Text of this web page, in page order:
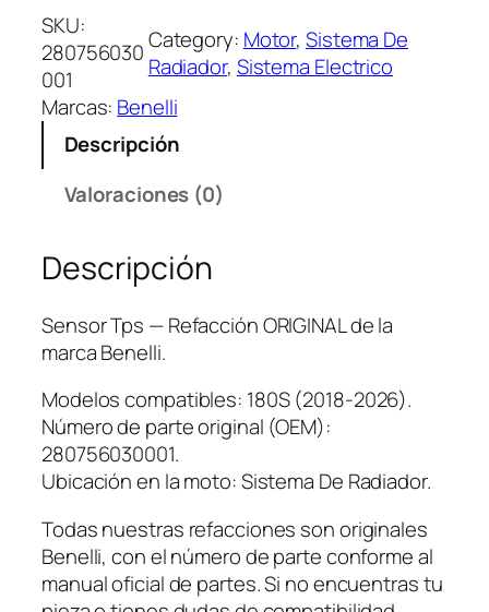
n
s
o
r
T
s
n
t
i
d
a
d
SKU:
280756030
001
Category: Motor, Sistema De
Radiador, Sistema Electrico
Marcas: Benelli
Descripción
Valoraciones (0)
Descripción
Sensor Tps — Refacción ORIGINAL de la
marca Benelli.
Modelos compatibles: 180S (2018-2026).
Número de parte original (OEM):
280756030001.
Ubicación en la moto: Sistema De Radiador.
Todas nuestras refacciones son originales
Benelli, con el número de parte conforme al
manual oficial de partes. Si no encuentras tu